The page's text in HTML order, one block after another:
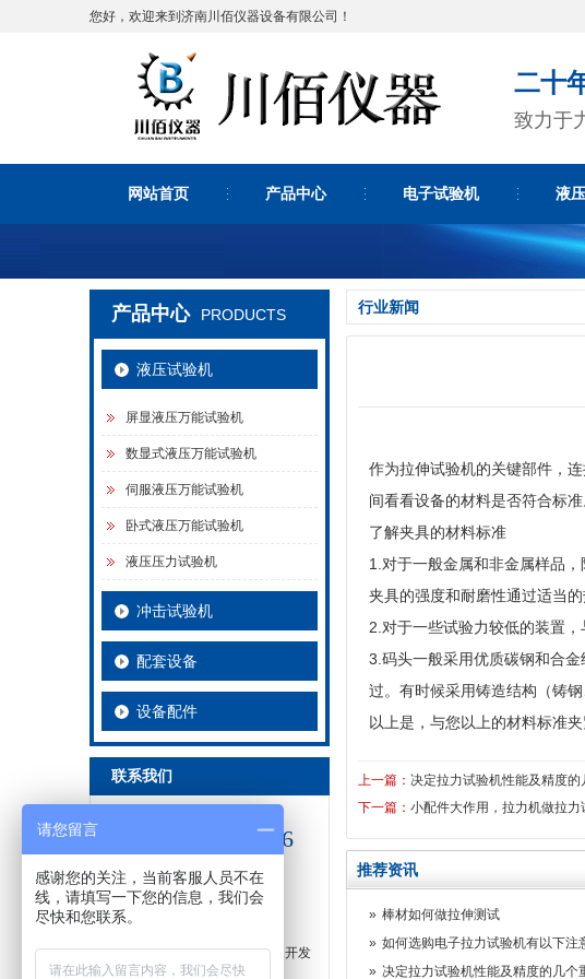
您好，欢迎来到济南川佰仪器设备有限公司！
二十
致力于
网站首页 产品中心 电子试验机 液
产品中心 PRODUCTS
液压试验机
屏显液压万能试验机
数显式液压万能试验机
伺服液压万能试验机
卧式液压万能试验机
液压压力试验机
冲击试验机
配套设备
设备配件
联系我们
15098868696
济南川佰仪器设备有限公司
电话：15098868696
电话：15098868696
地址：济南市长清区归德镇南园开发
行业新闻
作为拉伸试验机的关键部件，
间看看设备的材料是否符合标准
了解夹具的材料标准
1.对于一般金属和非金属样品
夹具的强度和耐磨性通过适当
2.对于一些试验力较低的装置
3.码头一般采用优质碳钢和合
过。有时候采用铸造结构（铸钢
以上是，与您以上的材料标准
上一篇： 决定拉力试验机性能及精度的
下一篇： 小配件大作用，拉力机做拉力
推荐资讯
» 棒材如何做拉伸测试
» 如何选购电子拉力试验机有以下注
» 决定拉力试验机性能及精度的几个
请您留言
感谢您的关注，当前客服人员不在
线，请填写一下您的信息，我们会
尽快和您联系。